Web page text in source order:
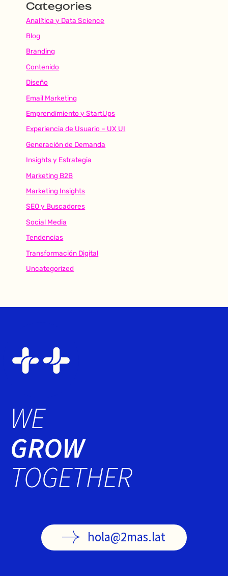
Categories
Analítica y Data Science
Blog
Branding
Contenido
Diseño
Email Marketing
Emprendimiento y StartUps
Experiencia de Usuario – UX UI
Generación de Demanda
Insights y Estrategia
Marketing B2B
Marketing Insights
SEO y Buscadores
Social Media
Tendencias
Transformación Digital
Uncategorized
WE
GROW
TOGETHER
hola@2mas.lat